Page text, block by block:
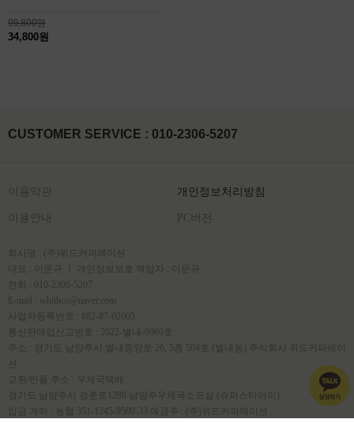
99,800원
34,800원
CUSTOMER SERVICE : 010-2306-5207
이용약관 개인정보처리방침
이용안내 PC버전
회사명 : (주)위드커퍼레이션
대표 : 이문규 ㅣ 개인정보보호 책임자 : 이문규
전화 : 010-2306-5207
E-mail : whithco@naver.com
사업자등록번호 : 882-87-02605
통신판매업신고번호 : 2022-별내-0969호
주소 : 경기도 남양주시 별내중앙로 26, 5층 504호 (별내동) 주식회사 위드커퍼레이
션
교환/반품 주소 : 우체국택배
경기도 남양주시 경춘로1288 남양주우체국소포실 (슈퍼스타아이)
입금 계좌 : 농협 351-1245-9500-33 예금주 : (주)위드커퍼레이션